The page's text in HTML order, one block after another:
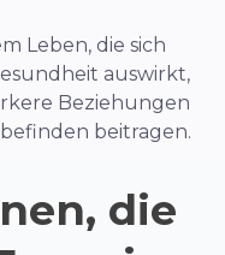
Leben, die sich
auswirkt,
Beziehungen
beitragen.
die